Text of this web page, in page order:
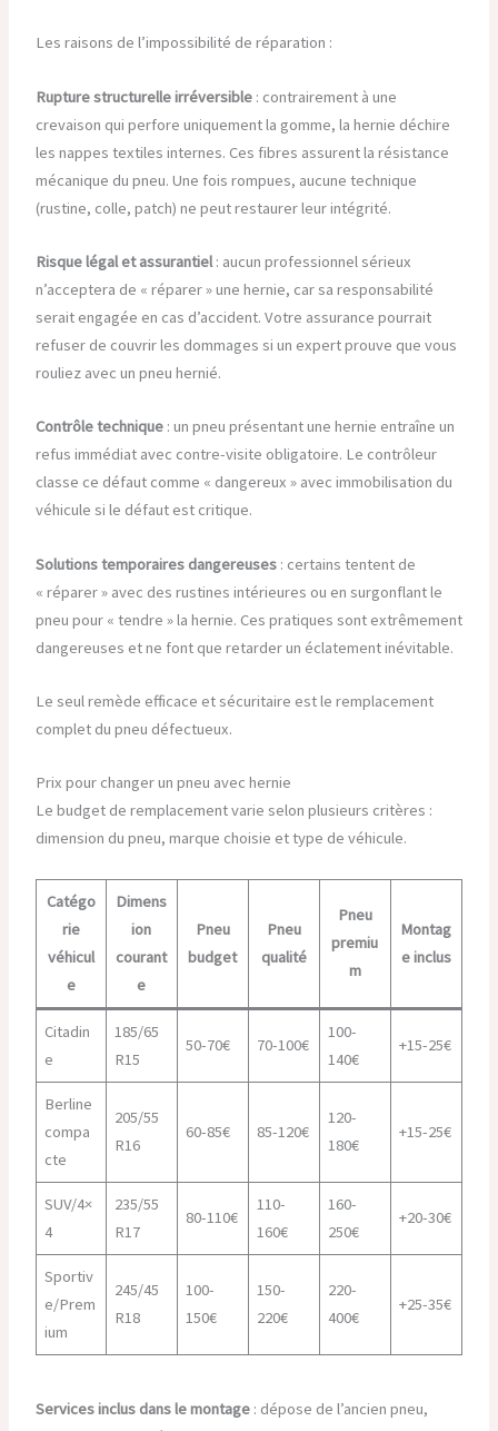
Les raisons de l’impossibilité de réparation :
Rupture structurelle irréversible: contrairement à une
crevaison qui perfore uniquement la gomme, la hernie déchire
les nappes textiles internes. Ces fibres assurent la résistance
mécanique du pneu. Une fois rompues, aucune technique
(rustine, colle, patch) ne peut restaurer leur intégrité.
Risque légal et assurantiel: aucun professionnel sérieux
n’acceptera de « réparer » une hernie, car sa responsabilité
serait engagée en cas d’accident. Votre assurance pourrait
refuser de couvrir les dommages si un expert prouve que vous
rouliez avec un pneu hernié.
Contrôle technique: un pneu présentant une hernie entraîne un
refus immédiat avec contre-visite obligatoire. Le contrôleur
classe ce défaut comme « dangereux » avec immobilisation du
véhicule si le défaut est critique.
Solutions temporaires dangereuses: certains tentent de
« réparer » avec des rustines intérieures ou en surgonflant le
pneu pour « tendre » la hernie. Ces pratiques sont extrêmement
dangereuses et ne font que retarder un éclatement inévitable.
Le seul remède efficace et sécuritaire est le remplacement
complet du pneu défectueux.
Prix pour changer un pneu avec hernie
Le budget de remplacement varie selon plusieurs critères :
dimension du pneu, marque choisie et type de véhicule.
Catégo
rie
véhicul
e
Dimens
ion
courant
e
Pneu
budget
Pneu
qualité
Pneu
premiu
m
Montag
e inclus
Citadin
e
185/65
R15
50-70€ 70-100€
100-
140€
+15-25€
Berline
compa
cte
205/55
R16
60-85€ 85-120€
120-
180€
+15-25€
SUV/4×
4
235/55
R17
80-110€
110-
160€
160-
250€
+20-30€
Sportiv
e/Prem
ium
245/45
R18
100-
150€
150-
220€
220-
400€
+25-35€
Services inclus dans le montage: dépose de l’ancien pneu,